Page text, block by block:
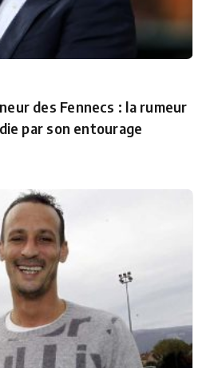
des Fennecs : la rumeur
par son entourage